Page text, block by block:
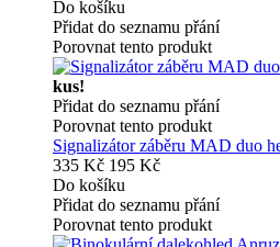
Do košíku
Přidat do seznamu přání
Porovnat tento produkt
kus!
Přidat do seznamu přání
Porovnat tento produkt
Signalizátor záběru MAD duo
335 Kč 195 Kč
Do košíku
Přidat do seznamu přání
Porovnat tento produkt